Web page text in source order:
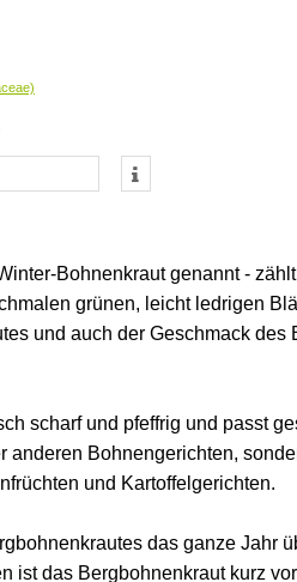
Bohnenkraut genannt -
grünen, leicht ledrigen
und auch der Geschmack des
scharf und pfeffrig und passt
anderen Bohnengerichten,
und Kartoffelgerichten.
das ganze Jahr
ist das Bergbohnenkraut kurz